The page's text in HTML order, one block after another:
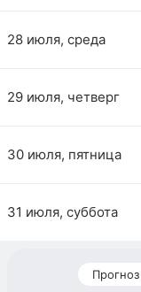
28 июля, среда
29 июля, четверг
30 июля, пятница
31 июля, суббота